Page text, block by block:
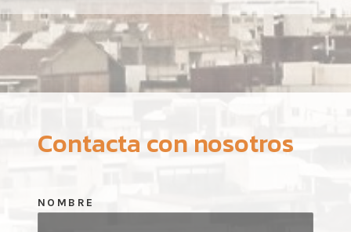
Contacta con nosotros
NOMBRE